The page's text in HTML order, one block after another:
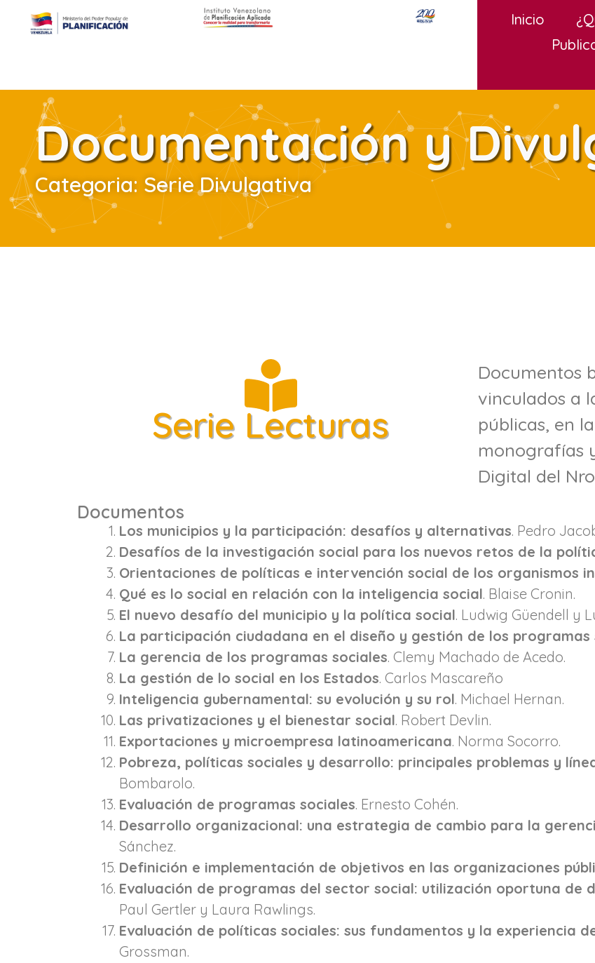
Inicio
Documentación y
Categoria: Serie Divulgativa
Serie Lecturas
Documentos
vinculados a
públicas, en
monografías
Digital del
Documentos
Los municipios y la participación: desafíos y alternativas. Pedro
Desafíos de la investigación social para los nuevos retos de la
Orientaciones de políticas e intervención social de los organismos
Qué es lo social en relación con la inteligencia social. Blaise Cronin.
El nuevo desafío del municipio y la política social. Ludwig Güendell y
La participación ciudadana en el diseño y gestión de los programas
La gerencia de los programas sociales. Clemy Machado de Acedo.
La gestión de lo social en los Estados. Carlos Mascareño
Inteligencia gubernamental: su evolución y su rol. Michael Hernan.
Las privatizaciones y el bienestar social. Robert Devlin.
Exportaciones y microempresa latinoamericana. Norma Socorro.
Pobreza, políticas sociales y desarrollo: principales problemas y
Bombarolo.
Evaluación de programas sociales. Ernesto Cohén.
Desarrollo organizacional: una estrategia de cambio para la
Sánchez.
Definición e implementación de objetivos en las organizaciones
Evaluación de programas del sector social: utilización oportuna de
Paul Gertler y Laura Rawlings.
Evaluación de políticas sociales: sus fundamentos y la experiencia
Grossman.